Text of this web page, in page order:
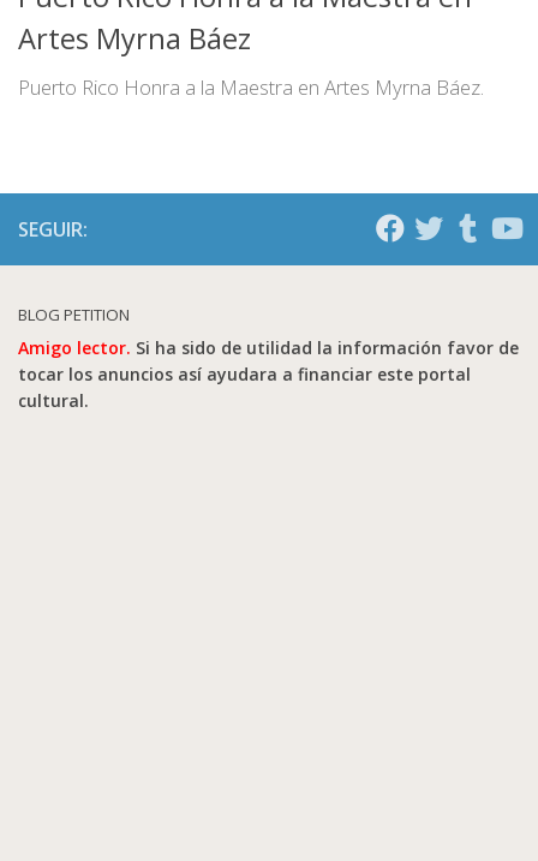
Artes Myrna Báez
Puerto Rico Honra a la Maestra en Artes Myrna Báez.
SEGUIR:
BLOG PETITION
Amigo lector. Si ha sido de utilidad la información favor de
tocar los anuncios así ayudara a financiar este portal
cultural.